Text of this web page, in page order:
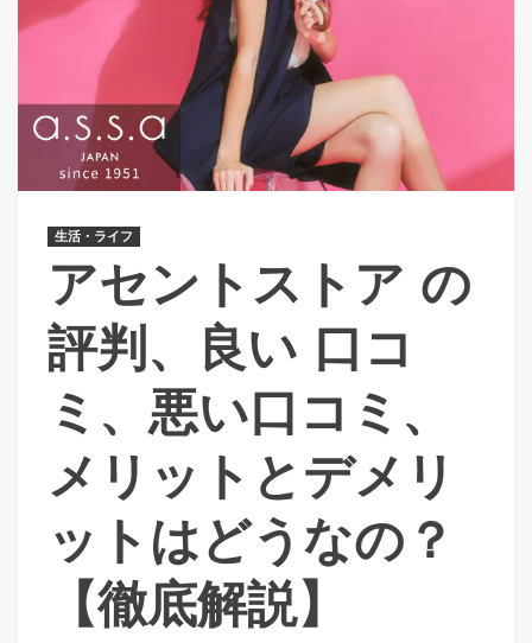
生活・ライフ
アセントストア の
評判、良い 口コ
ミ、悪い口コミ、
メリットとデメリ
ットはどうなの？
【徹底解説】